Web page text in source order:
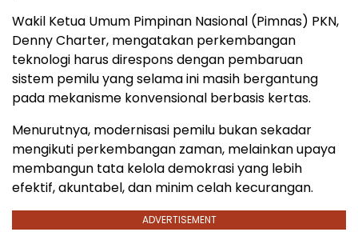
Wakil Ketua Umum Pimpinan Nasional (Pimnas) PKN,
Denny Charter, mengatakan perkembangan
teknologi harus direspons dengan pembaruan
sistem pemilu yang selama ini masih bergantung
pada mekanisme konvensional berbasis kertas.
Menurutnya, modernisasi pemilu bukan sekadar
mengikuti perkembangan zaman, melainkan upaya
membangun tata kelola demokrasi yang lebih
efektif, akuntabel, dan minim celah kecurangan.
ADVERTISEMENT